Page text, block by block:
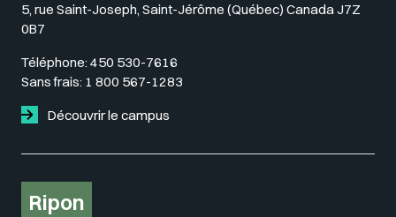
5, rue Saint-Joseph, Saint-Jérôme (Québec) Canada J7Z
0B7
Téléphone: 450 530-7616
Sans frais: 1 800 567-1283
Découvrir le campus
Ripon